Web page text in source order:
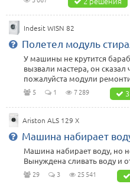
Indesit WISN 82
Полетел модуль
У машины не крутится
вызвали мастера, он
пожалуйста модули
5 1 7 289
Ariston ALS 129 X
Машина набирает
Машина набирает воду, но
Вынуждена сливать воду и
29 3 25 541